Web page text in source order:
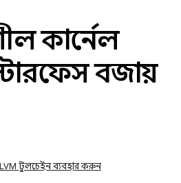
কার্নেল
বজায়
টুলচেইন ব্যবহার করুন